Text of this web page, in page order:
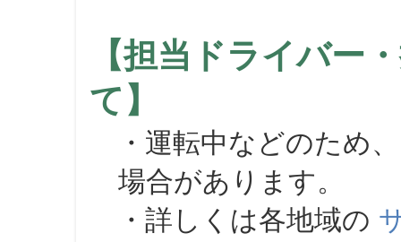
【担当ドライバー
て】
・運転中などのため
場合があります。
・詳しくは各地域の